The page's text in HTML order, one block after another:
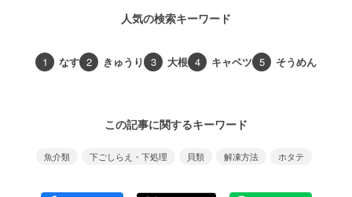
人気の検索キーワード
1 なす 2 きゅうり 3 大根 4 キャベツ 5 そうめん
この記事に関するキーワード
魚介類 下ごしらえ・下処理 貝類 解凍方法 ホタテ